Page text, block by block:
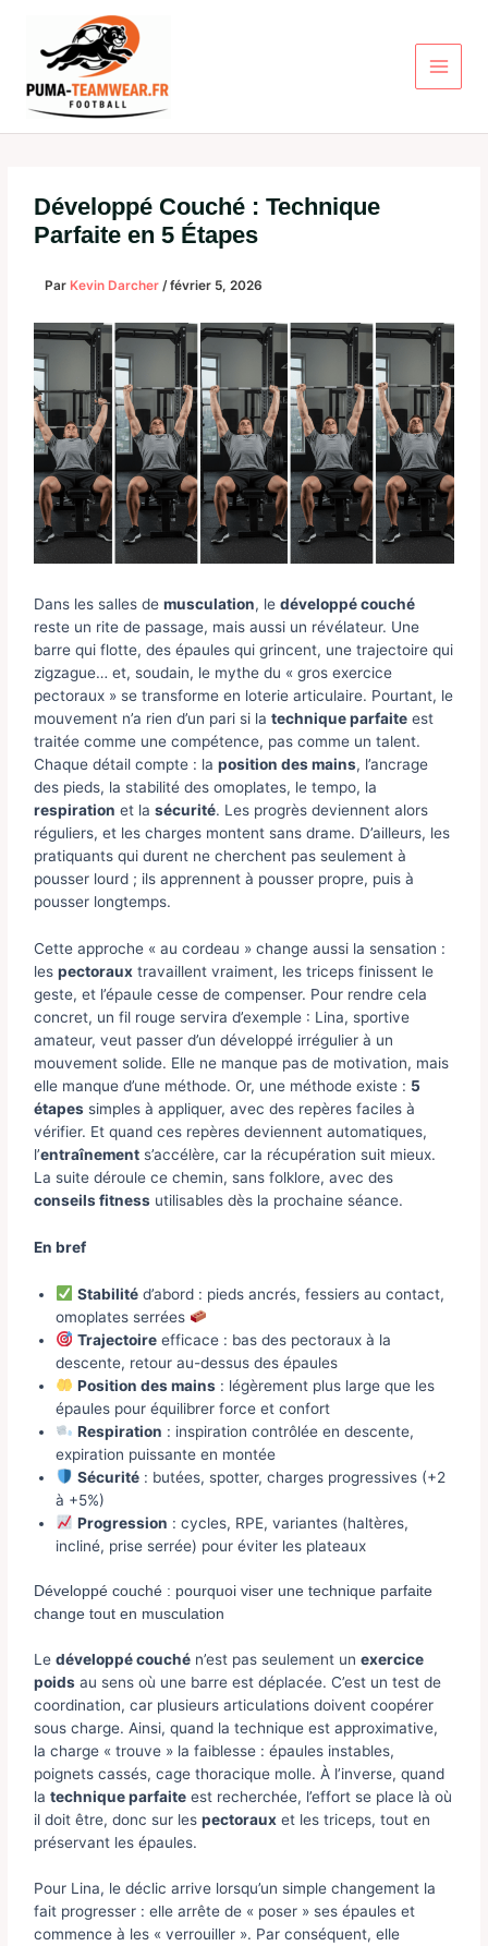
contenu
Développé Couché : Technique
Parfaite en 5 Étapes
Par Kevin Darcher/février 5, 2026
Dans les salles demusculation, ledéveloppé couché
reste un rite de passage, mais aussi un révélateur. Une
barre qui flotte, des épaules qui grincent, une trajectoire qui
zigzague… et, soudain, le mythe du « gros exercice
pectoraux » se transforme en loterie articulaire. Pourtant, le
mouvement n’a rien d’un pari si latechnique parfaite est
traitée comme une compétence, pas comme un talent.
Chaque détail compte : laposition des mains, l’ancrage
des pieds, la stabilité des omoplates, le tempo, la
respiration et lasécurité. Les progrès deviennent alors
réguliers, et les charges montent sans drame. D’ailleurs, les
pratiquants qui durent ne cherchent pas seulement à
pousser lourd ; ils apprennent à pousser propre, puis à
pousser longtemps.
Cette approche « au cordeau » change aussi la sensation :
lespectoraux travaillent vraiment, les triceps finissent le
geste, et l’épaule cesse de compenser. Pour rendre cela
concret, un fil rouge servira d’exemple : Lina, sportive
amateur, veut passer d’un développé irrégulier à un
mouvement solide. Elle ne manque pas de motivation, mais
elle manque d’une méthode. Or, une méthode existe : 5
étapes simples à appliquer, avec des repères faciles à
vérifier. Et quand ces repères deviennent automatiques,
l’entraînement s’accélère, car la récupération suit mieux.
La suite déroule ce chemin, sans folklore, avec des
conseils fitness utilisables dès la prochaine séance.
En bref
Stabilitéd’abord : pieds ancrés, fessiers au contact,
omoplates serrées
Trajectoireefficace : bas des pectoraux à la
descente, retour au-dessus des épaules
Position des mains: légèrement plus large que les
épaules pour équilibrer force et confort
Respiration : inspiration contrôlée en descente,
expiration puissante en montée
Sécurité: butées, spotter, charges progressives (+2
à +5%)
Progression : cycles, RPE, variantes (haltères,
incliné, prise serrée) pour éviter les plateaux
Développé couché : pourquoi viser une technique parfaite
change tout en musculation
Ledéveloppé couché n’est pas seulement unexercice
poids au sens où une barre est déplacée. C’est un test de
coordination, car plusieurs articulations doivent coopérer
sous charge. Ainsi, quand la technique est approximative,
la charge « trouve » la faiblesse : épaules instables,
poignets cassés, cage thoracique molle. À l’inverse, quand
latechnique parfaite est recherchée, l’effort se place là où
il doit être, donc sur lespectoraux et les triceps, tout en
préservant les épaules.
Pour Lina, le déclic arrive lorsqu’un simple changement la
fait progresser : elle arrête de « poser » ses épaules et
commence à les « verrouiller ». Par conséquent, elle